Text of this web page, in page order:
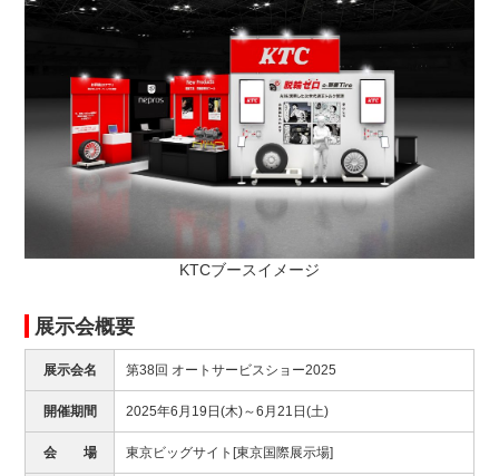
KTCブースイメージ
展示会概要
展示会名 第38回 オートサービスショー2025
開催期間 2025年6月19日(木)～6月21日(土)
会 場 東京ビッグサイト[東京国際展示場]